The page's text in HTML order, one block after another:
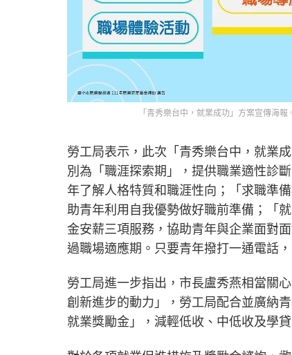
「青秀樂台中，就業成功」方案宣傳海報
勞工局表示，此次「青秀樂台中，就業
別為「職涯探索期」，提供職業適性診
年了解人格特質和職涯性向；「求職準
助青年利用自我優勢做好職前準備；「
金安薪三項服務，協助青年與企業面對
過職場適應期。只要青年撥打一通電話
勞工局進一步指出，市長盧秀燕相當關
創新進步的動力」，勞工局配合並廣納
就業獎勵金」，減輕低收、中低收及學